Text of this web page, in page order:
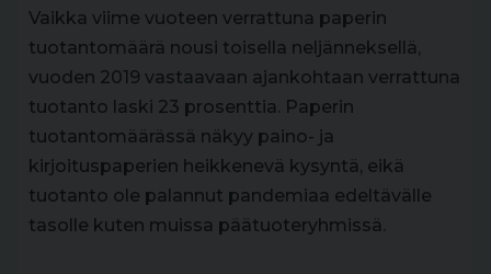
Vaikka viime vuoteen verrattuna paperin
tuotantomäärä nousi toisella neljänneksellä,
vuoden 2019 vastaavaan ajankohtaan verrattuna
tuotanto laski 23 prosenttia. Paperin
tuotantomäärässä näkyy paino- ja
kirjoituspaperien heikkenevä kysyntä, eikä
tuotanto ole palannut pandemiaa edeltävälle
tasolle kuten muissa päätuoteryhmissä.